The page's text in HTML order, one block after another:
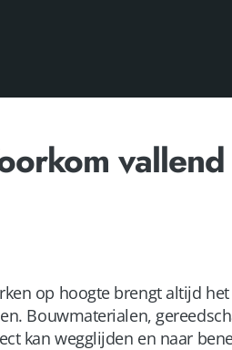
op hoogte brengt altijd
Bouwmaterialen,
kan wegglijden en naar